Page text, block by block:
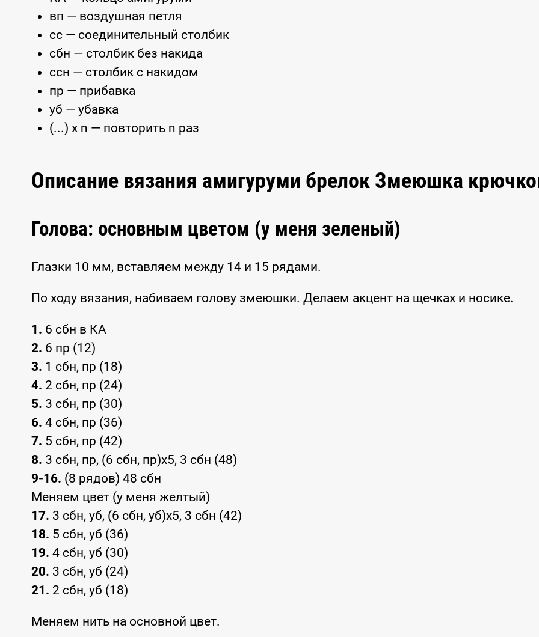
вп — воздушная петля
сс — соединительный столбик
сбн — столбик без накида
ссн — столбик с накидом
пр — прибавка
уб — убавка
(...) x n — повторить n раз
Описание вязания амигуруми брелок Змеюшка
Голова: основным цветом (у меня зеленый)
Глазки 10 мм, вставляем между 14 и 15 рядами.
По ходу вязания, набиваем голову змеюшки. Делаем акцент на щечках и носике.
1. 6 сбн в КА
2. 6 пр (12)
3. 1 сбн, пр (18)
4. 2 сбн, пр (24)
5. 3 сбн, пр (30)
6. 4 сбн, пр (36)
7. 5 сбн, пр (42)
8. 3 сбн, пр, (6 сбн, пр)х5, 3 сбн (48)
9-16. (8 рядов) 48 сбн
Меняем цвет (у меня желтый)
17. 3 сбн, уб, (6 сбн, уб)х5, 3 сбн (42)
18. 5 сбн, уб (36)
19. 4 сбн, уб (30)
20. 3 сбн, уб (24)
21. 2 сбн, уб (18)
Меняем нить на основной цвет.